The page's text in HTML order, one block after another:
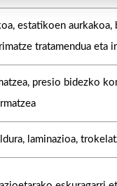
estatikoen
tratamendua eta
presio bidezko
laminazioa,